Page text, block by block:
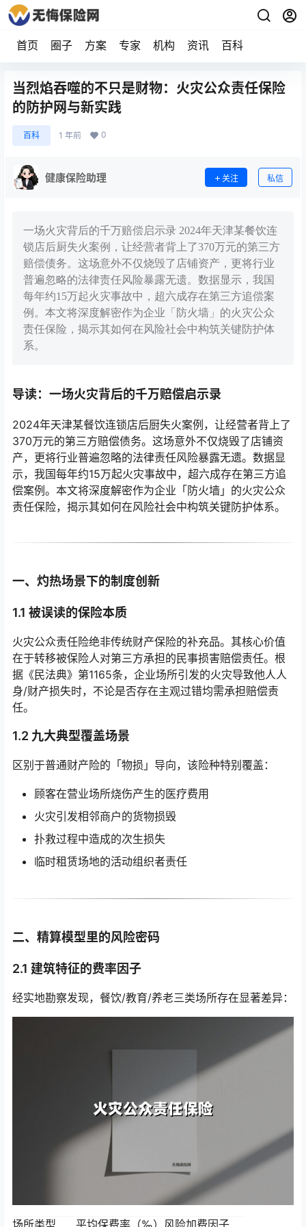
首页 圈子 方案 专家 机构 资讯 百科
当烈焰吞噬的不只是财物：火灾公众责任保险
的防护网与新实践
百科 1 年前 0
健康保险助理 关注 私信
一场火灾背后的千万赔偿启示录 2024年天津某餐饮连
锁店后厨失火案例，让经营者背上了370万元的第三方
赔偿债务。这场意外不仅烧毁了店铺资产，更将行业
普遍忽略的法律责任风险暴露无遗。数据显示，我国
每年约15万起火灾事故中，超六成存在第三方追偿案
例。本文将深度解密作为企业「防火墙」的火灾公众
责任保险，揭示其如何在风险社会中构筑关键防护体
系。
导读：一场火灾背后的千万赔偿启示录
2024年天津某餐饮连锁店后厨失火案例，让经营者背上了
370万元的第三方赔偿债务。这场意外不仅烧毁了店铺资
产，更将行业普遍忽略的法律责任风险暴露无遗。数据显
示，我国每年约15万起火灾事故中，超六成存在第三方追
偿案例。本文将深度解密作为企业「防火墙」的火灾公众
责任保险，揭示其如何在风险社会中构筑关键防护体系。
一、灼热场景下的制度创新
1.1 被误读的保险本质
火灾公众责任险绝非传统财产保险的补充品。其核心价值
在于转移被保险人对第三方承担的民事损害赔偿责任。根
据《民法典》第1165条，企业场所引发的火灾导致他人人
身/财产损失时，不论是否存在主观过错均需承担赔偿责
任。
1.2 九大典型覆盖场景
区别于普通财产险的「物损」导向，该险种特别覆盖：
顾客在营业场所烧伤产生的医疗费用
火灾引发相邻商户的货物损毁
扑救过程中造成的次生损失
临时租赁场地的活动组织者责任
二、精算模型里的风险密码
2.1 建筑特征的费率因子
经实地勘察发现，餐饮/教育/养老三类场所存在显著差异：
场所类型 平均保费率（‰） 风险加费因子